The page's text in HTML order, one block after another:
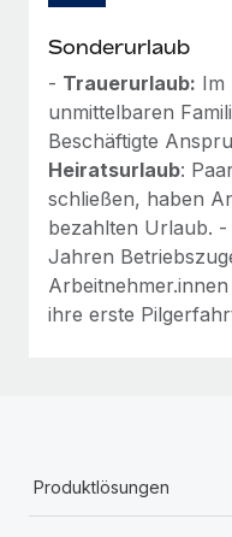
Sonderurlaub
- Trauerurlaub: Im
unmittelbaren
Beschäftigte
Heiratsurlaub:
schließen, haben
bezahlten Urlaub. -
Jahren
ihre erste
Produktlösungen